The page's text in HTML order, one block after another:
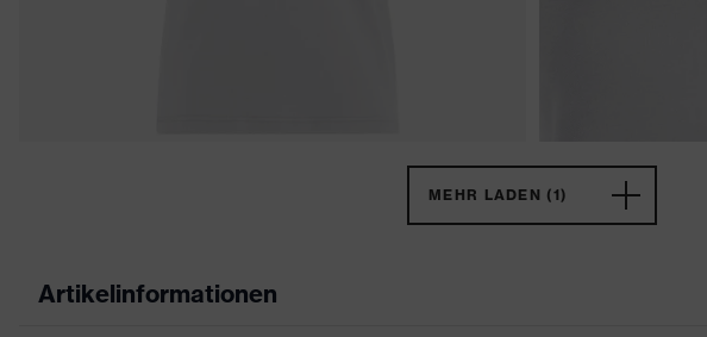
MEHR LADEN (1)
Artikelinformationen